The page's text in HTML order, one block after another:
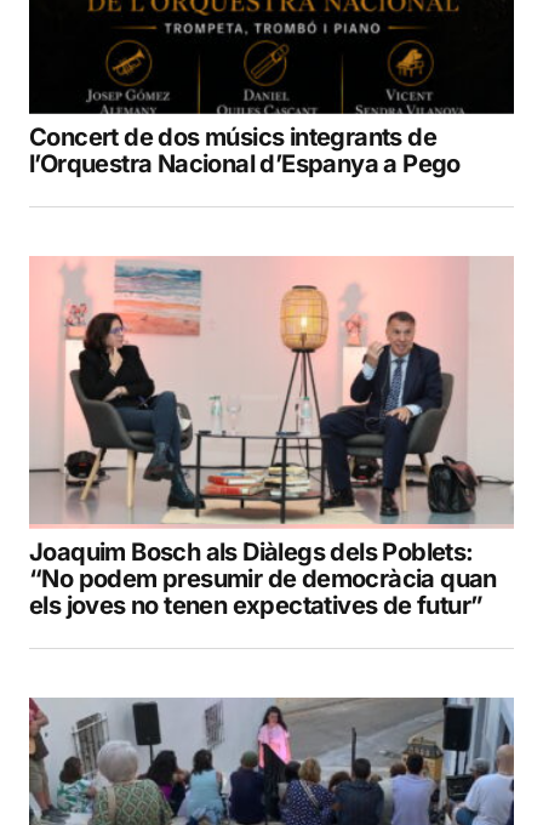
Concert de dos músics integrants de
l’Orquestra Nacional d’Espanya a Pego
Joaquim Bosch als Diàlegs dels Poblets:
“No podem presumir de democràcia quan
els joves no tenen expectatives de futur”